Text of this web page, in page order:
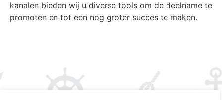
kanalen bieden wij u diverse tools om de deelname te
promoten en tot een nog groter succes te maken.